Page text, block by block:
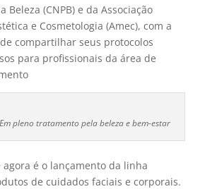
Beleza (CNPB) e da Associação
e Cosmetologia (Amec), com a
compartilhar seus protocolos
para profissionais da área de
Em pleno tratamento pela beleza e bem-estar
agora é o lançamento da linha
de cuidados faciais e corporais.